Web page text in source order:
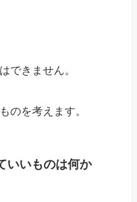
できません。
のを考えます。
いいものは何か